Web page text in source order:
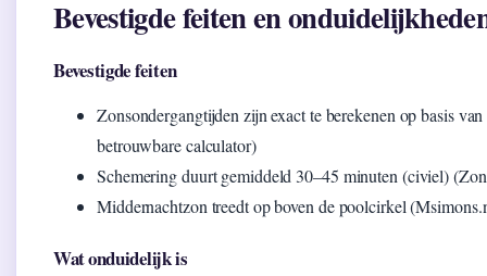
Bevestigde feiten en
Bevestigde feiten
Zonsondergangtijden zijn exact te berekenen op basis
betrouwbare calculator)
Schemering duurt gemiddeld 30–45 minuten (civiel)
Middernachtzon treedt op boven de poolcirkel
Wat onduidelijk is